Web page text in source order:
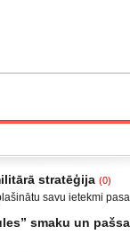
stratēģija (0)
savu ietekmi
Gruzijā. Ukrainā
novados. Vai tas
smaku un